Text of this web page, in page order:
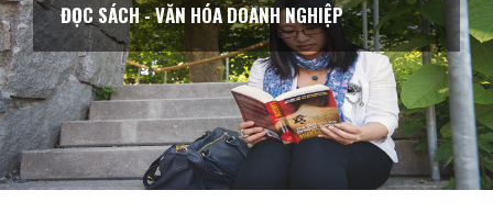
ĐỌC SÁCH - VĂN HÓA XÃ HỘI